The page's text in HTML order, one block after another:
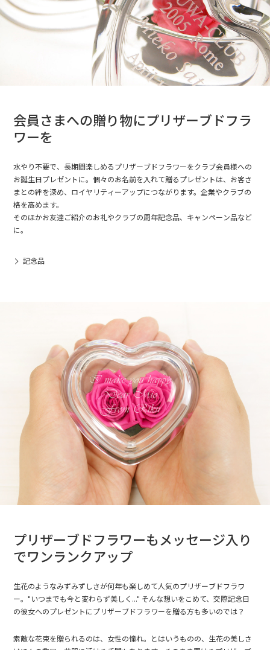
会員さまへの贈り物にプリザーブドフラ
ワーを
水やり不要で、長期間楽しめるプリザーブドフラワーをクラブ会員様への
お誕生日プレゼントに。個々のお名前を入れて贈るプレゼントは、お客さ
まとの絆を深め、ロイヤリティーアップにつながります。企業やクラブの
格を高めます。
そのほかお友達ご紹介のお礼やクラブの周年記念品、キャンペーン品など
に。
記念品
プリザーブドフラワーもメッセージ入り
でワンランクアップ
生花のようなみずみずしさが何年も楽しめて人気のプリザーブドフラワ
ー。"いつまでも今と変わらず美しく..." そんな想いをこめて、交際記念日
の彼女へのプレゼントにプリザーブドフラワーを贈る方も多いのでは？
素敵な花束を贈られるのは、女性の憧れ。とはいうものの、生花の美しさ